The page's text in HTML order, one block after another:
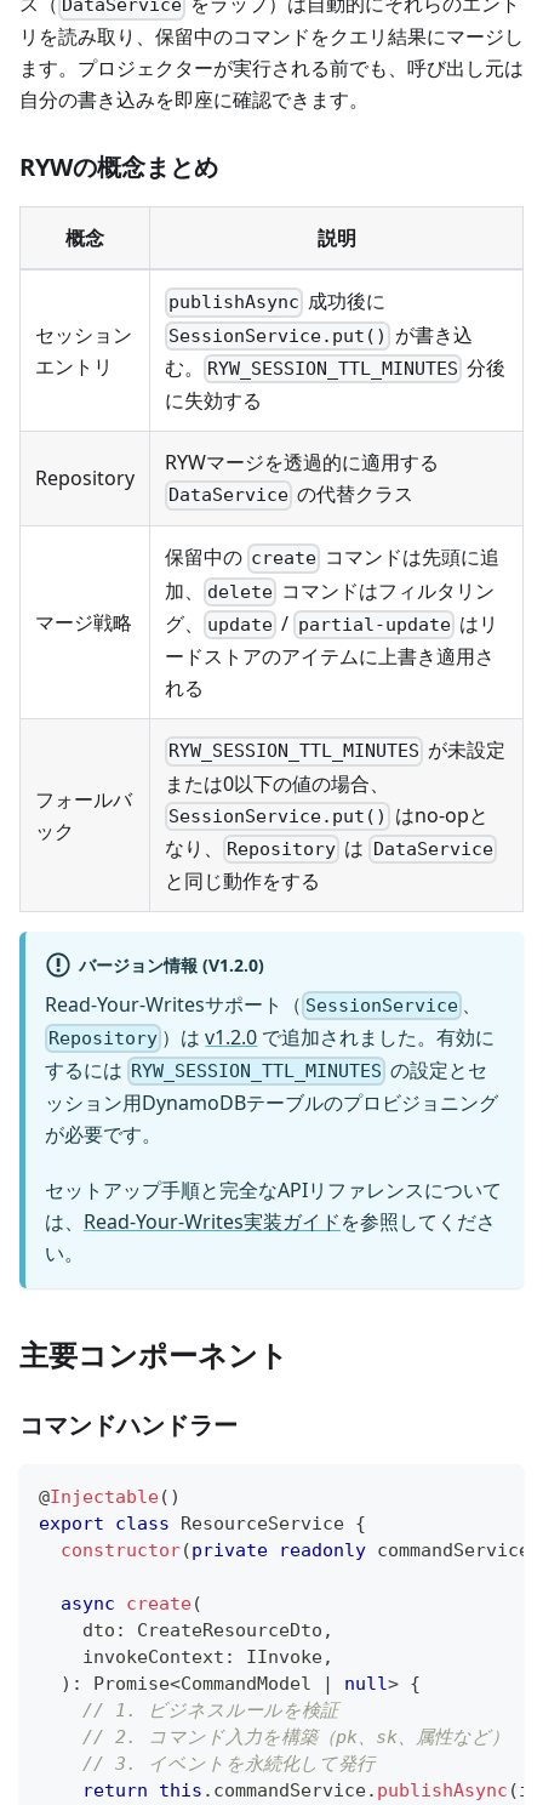
DataService
リを読み取り、保留中のコマンドをクエリ結果にマージし
ます。プロジェクターが実行される前でも、呼び出し元は
自分の書き込みを即座に確認できます。
RYWの概念まとめ
概念 説明
セッション
エントリ
publishAsync 成功後に
SessionService.put()
が書き込
む。
RYW_SESSION_TTL_MINUTES 分後
に失効する
Repository
RYWマージを透過的に適用する
DataService の代替クラス
マージ戦略
保留中の create コマンドは先頭に追
加、
delete コマンドはフィルタリン
グ、
update / partial-updateはリ
ードストアのアイテムに上書き適用さ
れる
フォールバ
ック
RYW_SESSION_TTL_MINUTES が未設定
または0以下の値の場合、
SessionService.put()
はno-opと
なり、
Repository は DataService
と同じ動作をする
バージョン情報 (V1.2.0)
Read-Your-Writesサポート（ SessionService 、
Repository ）はv1.2.0 で追加されました。有効に
するには RYW_SESSION_TTL_MINUTES の設定とセ
ッション用DynamoDBテーブルのプロビジョニング
が必要です。
セットアップ手順と完全なAPIリファレンスについて
は、 Read-Your-Writes実装ガイドを参照してくださ
い。
主要コンポーネント
コマンドハンドラー
@Injectable( )
export
class ResourceService {
constructor(private readonly commandService
async create(
    dto
: CreateResourceDto ,
    invokeContext
: IInvoke,
) : Promise<CommandModel | null> {
// 1. ビジネスルールを検証
// 2. コマンド入力を構築（pk、sk、属性など）
// 3. イベントを永続化して発行
return
this . commandService. publishAsync (